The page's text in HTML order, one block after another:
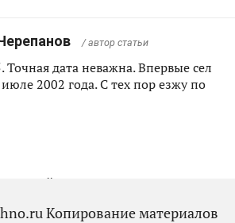
/ автор статьи
Точная дата неважна. Впервые сел
2002 года. С тех пор езжу по
Копирование материалов